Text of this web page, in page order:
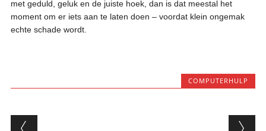
met geduld, geluk en de juiste hoek, dan is dat meestal het
moment om er iets aan te laten doen – voordat klein ongemak
echte schade wordt.
COMPUTERHULP
Berichtnavigatie